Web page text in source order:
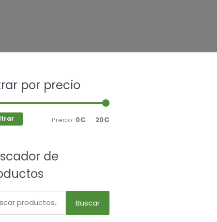
por precio
Precio: 0€ — 20€
de
Buscar